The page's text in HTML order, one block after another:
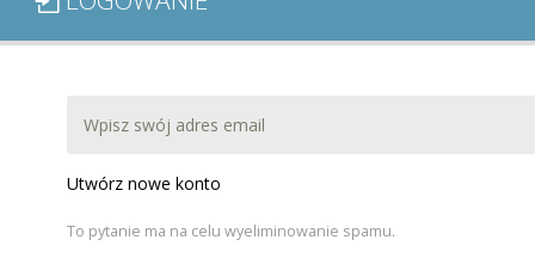
MODUŁY / SPRAWOZDANIA
Utwórz nowe konto
To pytanie ma na celu wyeliminowanie spamu.